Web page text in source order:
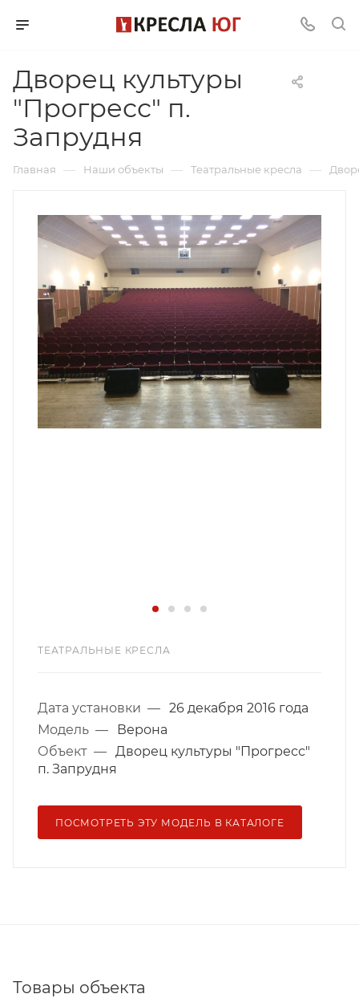
Дворец культуры
"Прогресс" п.
Запрудня
Главная — Наши объекты — Театральные кресла —
ТЕАТРАЛЬНЫЕ КРЕСЛА
Дата установки — 26 декабря 2016 года
Модель —
Верона
Объект — Дворец культуры "Прогресс"
п. Запрудня
ПОСМОТРЕТЬ ЭТУ МОДЕЛЬ В КАТАЛОГЕ
Товары объекта